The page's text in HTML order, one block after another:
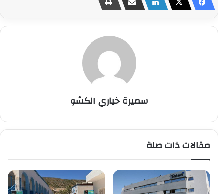
سميرة خياري الكشو
مقالات ذات صلة